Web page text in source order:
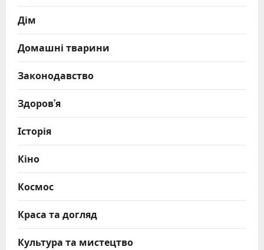
Дім
Домашні тварини
Законодавство
Здоров’я
Історія
Кіно
Космос
Краса та догляд
Культура та мистецтво